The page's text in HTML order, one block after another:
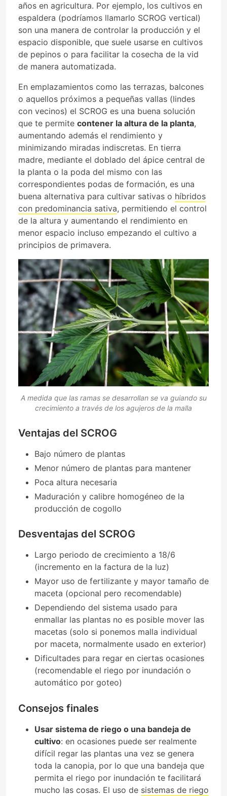
años en agricultura. Por ejemplo, los cultivos en
espaldera (podríamos llamarlo SCROG vertical)
son una manera de controlar la producción y el
espacio disponible, que suele usarse en cultivos
de pepinos o para facilitar la cosecha de la vid
de manera automatizada.
En emplazamientos como las terrazas, balcones
o aquellos próximos a pequeñas vallas (lindes
con vecinos) el SCROG es una buena solución
que te permite contener la altura de la planta,
aumentando además el rendimiento y
minimizando miradas indiscretas. En tierra
madre, mediante el doblado del ápice central de
la planta o la poda del mismo con las
correspondientes podas de formación, es una
buena alternativa para cultivar sativas o híbridos
con predominancia sativa, permitiendo el control
de la altura y aumentando el rendimiento en
menor espacio incluso empezando el cultivo a
principios de primavera.
A medida que las ramas se desarrollan se va guiando su
crecimiento a través de los agujeros de la malla
Ventajas del SCROG
Bajo número de plantas
Menor número de plantas para mantener
Poca altura necesaria
Maduración y calibre homogéneo de la
producción de cogollo
Desventajas del SCROG
Largo periodo de crecimiento a 18/6
(incremento en la factura de la luz)
Mayor uso de fertilizante y mayor tamaño de
maceta (opcional pero recomendable)
Dependiendo del sistema usado para
enmallar las plantas no es posible mover las
macetas (solo si ponemos malla individual
por maceta, normalmente usado en exterior)
Dificultades para regar en ciertas ocasiones
(recomendable el riego por inundación o
automático por goteo)
Consejos finales
Usar sistema de riego o una bandeja de
cultivo: en ocasiones puede ser realmente
difícil regar las plantas una vez se genera
toda la canopia, por lo que una bandeja que
permita el riego por inundación te facilitará
mucho las cosas. El uso de sistemas de riego